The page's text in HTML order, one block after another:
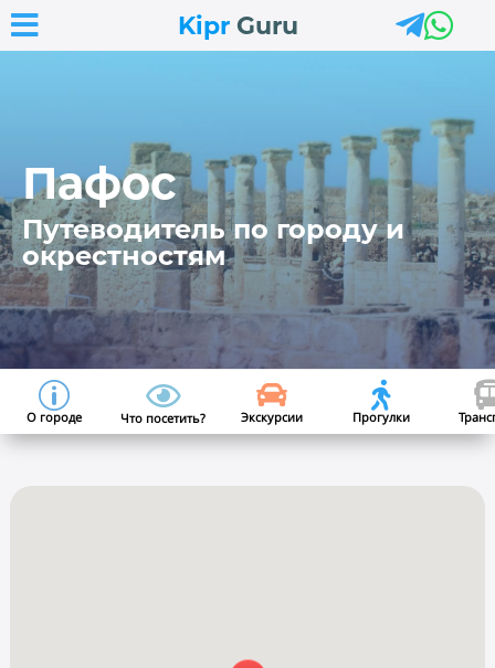
Kipr Guru
 
Пафос
Путеводитель по городу и
окрестностям
p
О городе

Что посетить?

Экскурсии

Прогулки